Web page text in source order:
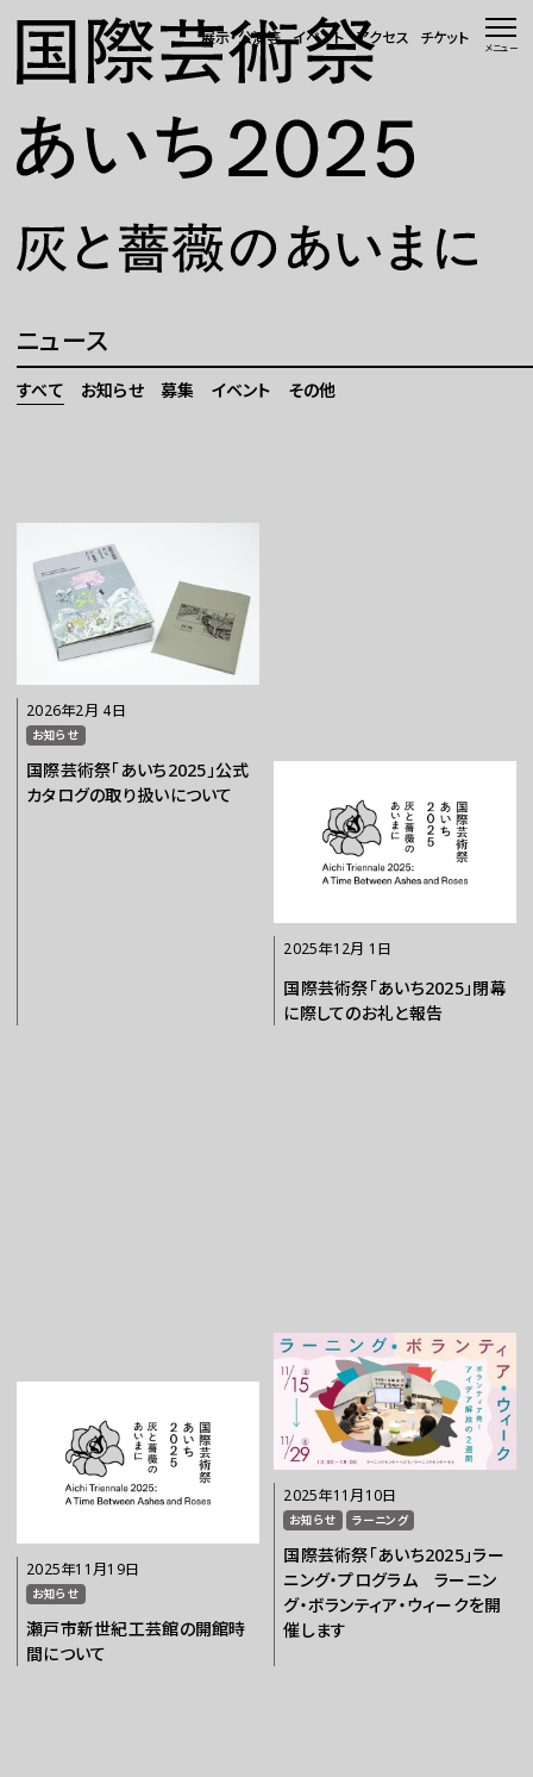
展示・公演等 イベント アクセス チケット メニュー
ニュース 一覧
WEBマガジン
展示・公演等
イベント
チケット
ラーニング
さらに楽しむ
組織委員会からのお知らせ
鑑賞時のお願い
ご利用にあたって
ニュース
すべて お知らせ 募集 イベント その他
2026年2月 4日
お知らせ
国際芸術祭「あいち2025」公式
カタログの取り扱いについて
2025年12月 1日
国際芸術祭「あいち2025」閉幕
に際してのお礼と報告
2025年11月19日
お知らせ
瀬戸市新世紀工芸館の開館時
間について
2025年11月10日
お知らせ ラーニング
国際芸術祭「あいち2025」ラー
ニング・プログラム ラーニン
グ・ボランティア・ウィークを開
催します